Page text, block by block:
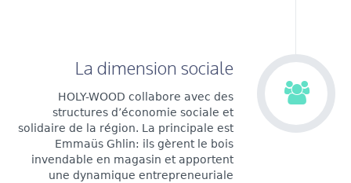
La dimension sociale
HOLY-WOOD collabore avec des
structures d’économie sociale et
solidaire de la région. La principale est
Emmaüs Ghlin: ils gèrent le bois
invendable en magasin et apportent
une dynamique entrepreneuriale